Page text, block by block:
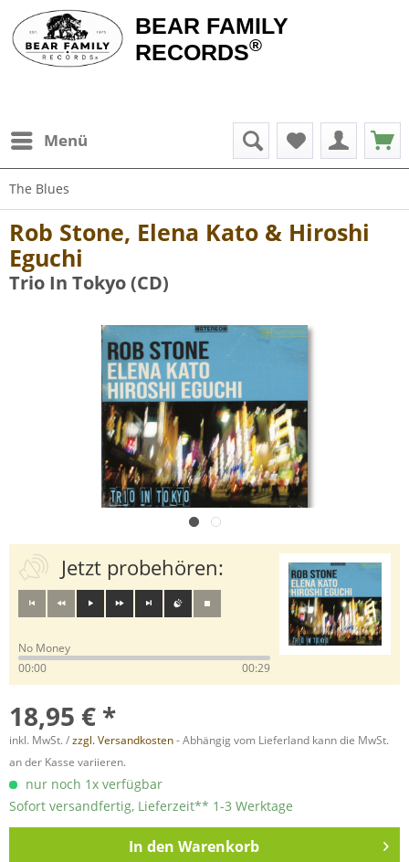
BEAR FAMILY
RECORDS®
Menü
The Blues
Rob Stone, Elena Kato & Hiroshi
Eguchi
Trio In Tokyo (CD)
Jetzt probehören:
No Money
00:00
00:29
18,95 € *
inkl. MwSt. /zzgl. Versandkosten- Abhängig vom Lieferland kann die MwSt.
an der Kasse variieren.
nur noch 1x verfügbar
Sofort versandfertig, Lieferzeit** 1-3 Werktage
In den Warenkorb